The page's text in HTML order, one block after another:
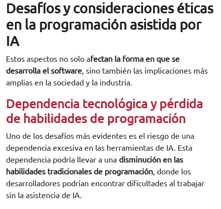
Desafíos y consideraciones éticas
en la programación asistida por
IA
Estos aspectos no solo afectan la forma en que se
desarrolla el software, sino también las implicaciones más
amplias en la sociedad y la industria.
Dependencia tecnológica y pérdida
de habilidades de programación
Uno de los desafíos más evidentes es el riesgo de una
dependencia excesiva en las herramientas de IA. Esta
dependencia podría llevar a una disminución en las
habilidades tradicionales de programación, donde los
desarrolladores podrían encontrar dificultades al trabajar
sin la asistencia de IA.